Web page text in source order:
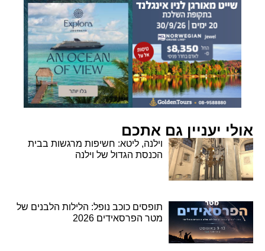
אולי יעניין גם אתכם
וילנה, ליטא: חשיפות מרגשות בבית
הכנסת הגדול של וילנה
תופסים כוכב נופל: הלילות הלבנים של
מטר הפרסאידים 2026